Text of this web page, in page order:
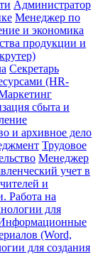
Администратор
Менеджер по
и экономика
продукции и
Секретарь
(HR-
сбыта и
и архивное дело
Трудовое
Менеджер
учет в
и
Работа на
для
(Word,
для создания